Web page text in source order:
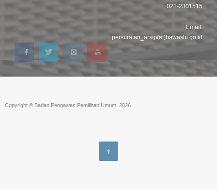
021-2301515
Email:
persuratan_arsip(at)bawaslu.go.id
Copyright © Badan Pengawas Pemilihan Umum, 2026